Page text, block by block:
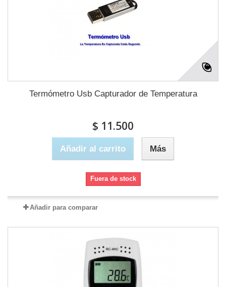
Termómetro Usb Capturador de Temperatura
$ 11.500
Añadir al carrito Más
Fuera de stock
Añadir para comparar